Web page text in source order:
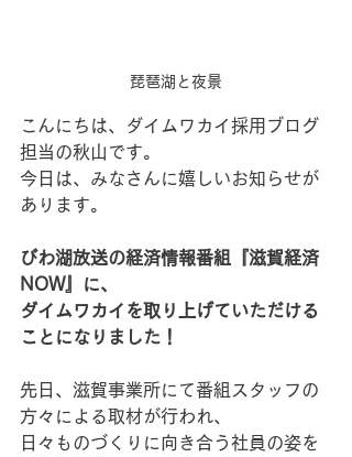
琵琶湖と夜景
こんにちは、ダイムワカイ採用ブログ
担当の秋山です。
今日は、みなさんに嬉しいお知らせが
あります。
びわ湖放送の経済情報番組『滋賀経済
NOW』に、
ダイムワカイを取り上げていただける
ことになりました！
先日、滋賀事業所にて番組スタッフの
方々による取材が行われ、
日々ものづくりに向き合う社員の姿を